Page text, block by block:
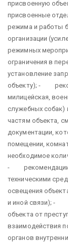
присвоенную
присвоенные
режима и
организации
режимных
ограничения в
установление
объекту); -
милицейская,
служебных собак)
частям объекта,
документации,
помещении,
необходимое
- рекомендации
техническими
освещения
и иной связи); -
объекта от
взаимодействия
органов